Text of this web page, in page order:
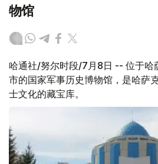
物馆
哈通社/努尔时段/7月8日 -- 位于哈
市的国家军事历史博物馆，是哈萨
士文化的藏宝库。